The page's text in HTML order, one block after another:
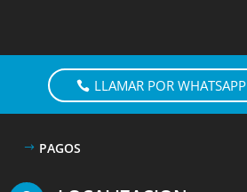
LLAMAR POR WHATSAPP
PAGOS